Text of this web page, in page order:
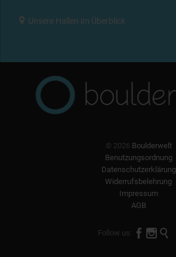
 Unsere Hallen im Überblick
© 2026 Boulderwelt
Benutzungsordnung
Datenschutzerklärung
Widerrufsbelehrung
Impressum
AGB
Follow us:   